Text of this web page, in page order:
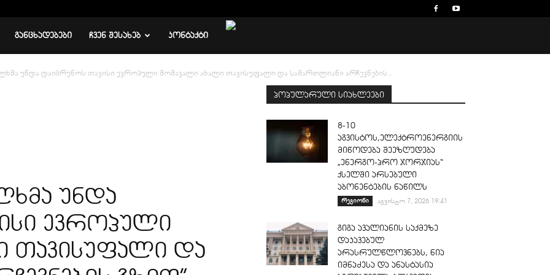
ᲒᲐᲜᲪᲮᲐᲓᲔᲑᲔᲑᲘ ᲩᲕᲔᲜ ᲨᲔᲡᲐᲮᲔᲑ ᲙᲝᲜᲢᲐᲥᲢᲘ
უნდა დაიბრუნოს თავისი ევროპული მომავალი ახალი თავისუფალი და სამართლიანი არჩევნების...
უნდა
ევროპული
თავისუფალი და
პოპულარული სიახლეები
8-10
აგვისტოს,ელექტროენერგიის
მიწოდება შეეზღუდება
„ენერგო-პრო ჯორჯიას“
ქსელში არსებული
აბონენტების ნაწილს
რეგიონი აგვისტო 7, 2026 19:41
გიგა ავალიანის საქმეზე
დაკავებულ
არასრულწლოვნებს, ნია
იმნაძესა და ანასტასია